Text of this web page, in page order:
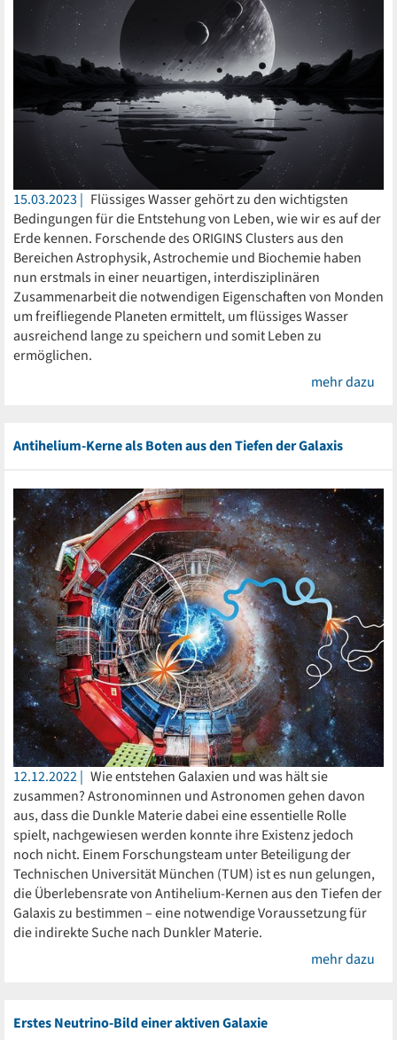
15.03.2023
Flüssiges Wasser gehört zu den wichtigsten
Bedingungen für die Entstehung von Leben, wie wir es auf der
Erde kennen. Forschende des ORIGINS Clusters aus den
Bereichen Astrophysik, Astrochemie und Biochemie haben
nun erstmals in einer neuartigen, interdisziplinären
Zusammenarbeit die notwendigen Eigenschaften von Monden
um freifliegende Planeten ermittelt, um flüssiges Wasser
ausreichend lange zu speichern und somit Leben zu
ermöglichen.
mehr dazu
Antihelium-Kerne als Boten aus den Tiefen der Galaxis
12.12.2022
Wie entstehen Galaxien und was hält sie
zusammen? Astronominnen und Astronomen gehen davon
aus, dass die Dunkle Materie dabei eine essentielle Rolle
spielt, nachgewiesen werden konnte ihre Existenz jedoch
noch nicht. Einem Forschungsteam unter Beteiligung der
Technischen Universität München (TUM) ist es nun gelungen,
die Überlebensrate von Antihelium-Kernen aus den Tiefen der
Galaxis zu bestimmen – eine notwendige Voraussetzung für
die indirekte Suche nach Dunkler Materie.
mehr dazu
Erstes Neutrino-Bild einer aktiven Galaxie